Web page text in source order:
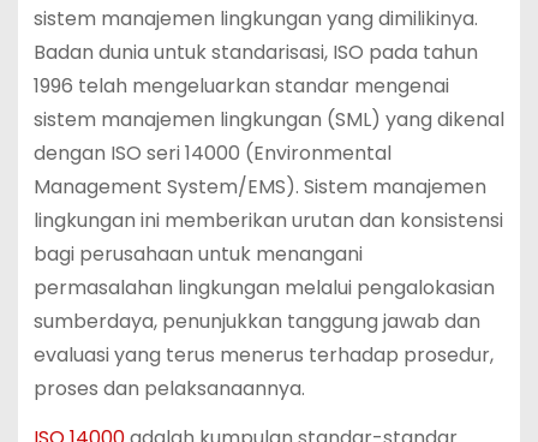
sistem manajemen lingkungan yang dimilikinya.
Badan dunia untuk standarisasi, ISO pada tahun
1996 telah mengeluarkan standar mengenai
sistem manajemen lingkungan (SML) yang dikenal
dengan ISO seri 14000 (Environmental
Management System/EMS). Sistem manajemen
lingkungan ini memberikan urutan dan konsistensi
bagi perusahaan untuk menangani
permasalahan lingkungan melalui pengalokasian
sumberdaya, penunjukkan tanggung jawab dan
evaluasi yang terus menerus terhadap prosedur,
proses dan pelaksanaannya.